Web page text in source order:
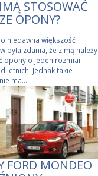
STOSOWAĆ
OPONY?
niedawna większość
była zdania, że zimą należy
opony o jeden rozmiar
letnich. Jednak takie
ma...
FORD MONDEO